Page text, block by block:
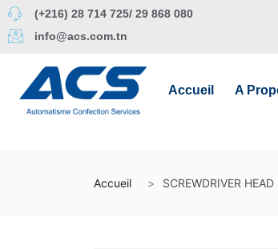
(+216) 28 714 725/ 29 868 080
info@acs.com.tn
Accueil A
Accueil SCREWDRIVER